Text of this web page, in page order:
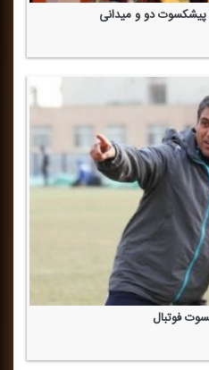
پیشكسوت دو و میدانی
فوتبال